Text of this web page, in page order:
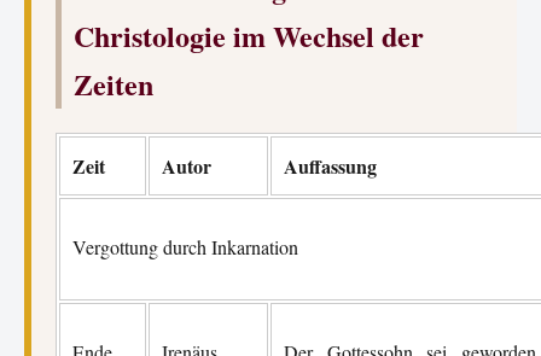
Christologie im Wechsel der
Zeiten
Zeit Autor Auffassung
Vergottung durch Inkarnation